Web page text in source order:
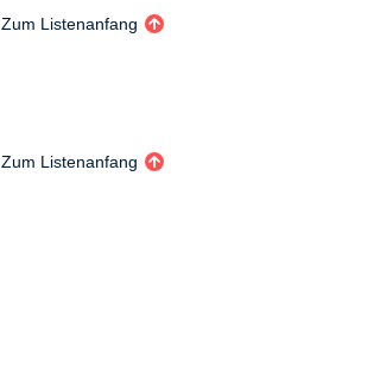
Zum Listenanfang
Zum Listenanfang